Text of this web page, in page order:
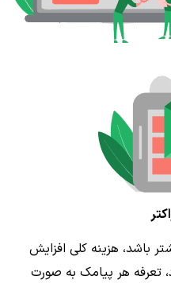
باشد، هزینه کلی افزایش
تعرفه هر پیامک به صورت